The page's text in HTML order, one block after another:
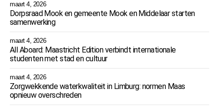
maart 4, 2026
Dorpsraad Mook en gemeente Mook en Middelaar starten
samenwerking
maart 4, 2026
All Aboard: Maastricht Edition verbindt internationale
studenten met stad en cultuur
maart 4, 2026
Zorgwekkende waterkwaliteit in Limburg: normen Maas
opnieuw overschreden